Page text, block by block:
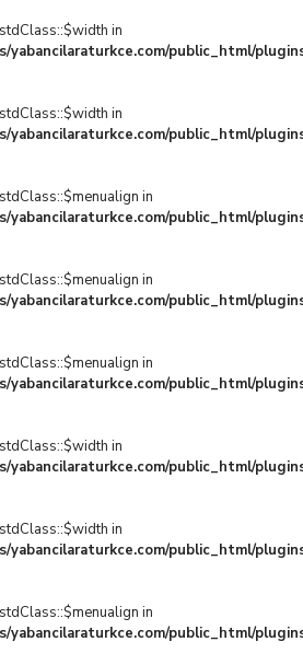
in
yabancilaraturkce.com/public_html/
in
yabancilaraturkce.com/public_html/
in
yabancilaraturkce.com/public_html/
in
yabancilaraturkce.com/public_html/
in
yabancilaraturkce.com/public_html/
in
yabancilaraturkce.com/public_html/
in
yabancilaraturkce.com/public_html/
in
yabancilaraturkce.com/public_html/